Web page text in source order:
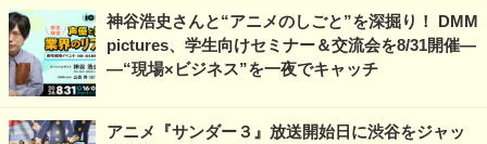
神谷浩史さんと“アニメのしごと”を深掘り！ DMM
pictures、学生向けセミナー＆交流会を8/31開催―
―“現場×ビジネス”を一夜でキャッチ
アニメ『サンダー３』放送開始日に渋谷をジャッ